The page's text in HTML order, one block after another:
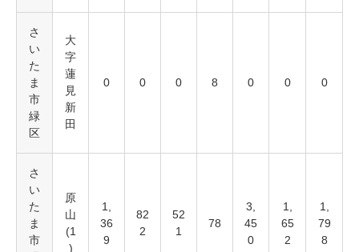
さ
い
た
ま
市
緑
区
大
字
蓮
見
新
田
0 0 0 8 0 0 0
さ
い
た
ま
市
原
山
(1
)
1,
36
9
82
2
52
1
78
3,
45
0
1,
65
2
1,
79
8